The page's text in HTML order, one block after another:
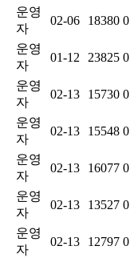
운영
자
02-06 18380 0
운영
자
01-12 23825 0
운영
자
02-13 15730 0
운영
자
02-13 15548 0
운영
자
02-13 16077 0
운영
자
02-13 13527 0
운영
자
02-13 12797 0